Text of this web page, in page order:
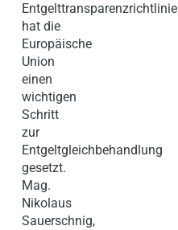
Entgelttransparenzrichtlinie
hat die
Europäische
Union
einen
wichtigen
Schritt
zur
Entgeltgleichbehandlung
gesetzt.
Mag.
Nikolaus
Sauerschnig,